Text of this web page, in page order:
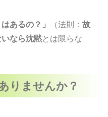
あるの？」
（法則：故
なら沈黙とは限らな
りませんか？